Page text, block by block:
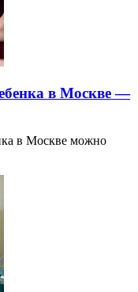
в Москве —
в Москве можно